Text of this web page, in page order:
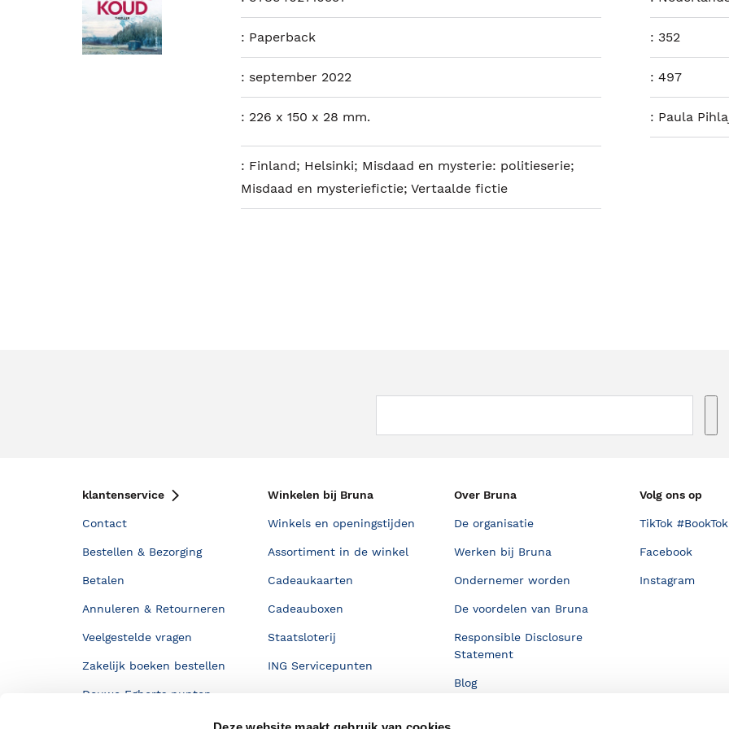
: Paperback :352
: september 2022 :497
: 226 x 150 x 28 mm. : Paula
: Finland; Helsinki; Misdaad en mysterie: politieserie;
Misdaad en mysteriefictie; Vertaalde fictie
klantenservice
Contact
Bestellen & Bezorging
Betalen
Annuleren & Retourneren
Veelgestelde vragen
Zakelijk boeken bestellen
Douwe Egberts punten
Winkelen bij Bruna
Winkels en openingstijden
Assortiment in de winkel
Cadeaukaarten
Cadeauboxen
Staatsloterij
ING Servicepunten
Over Bruna
De organisatie
Werken bij Bruna
Ondernemer worden
De voordelen van Bruna
Responsible Disclosure
Statement
Blog
Volg ons op
TikTok #BookTok
Facebook
Instagram